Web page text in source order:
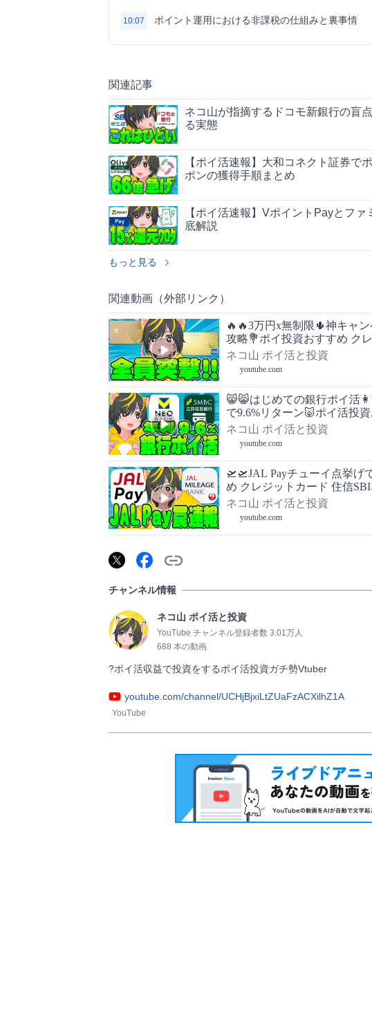
10:07 ポイント運用における非課税の仕組みと裏事情
関連記事
ネコ山が指摘するドコモ新銀行の盲
る実態
【ポイ活速報】大和コネクト証券で
ポンの獲得手順まとめ
【ポイ活速報】VポイントPayとフ
底解説
もっと見る
関連動画（外部リンク）
🔥🔥3万円x無制限🌵神キャ
攻略💐ポイ投資おすすめ ク
ネコ山 ポイ活と投資
youtube.com
😸😸はじめての銀行ポイ活
で9.6%リターン🐷ポイ活投
ぐる
ネコ山 ポイ活と投資
youtube.com
🛫🛫JAL Payチューイ点挙げ
め クレジットカード 住信
ネコ山 ポイ活と投資
youtube.com
チャンネル情報
ネコ山 ポイ活と投資
YouTube チャンネル登録者数 3.01万人
688 本の動画
?ポイ活収益で投資をするポイ活投資ガチ勢Vtuber
youtube.com/channel/UCHjBjxiLtZUaFzACXilhZ1A
YouTube